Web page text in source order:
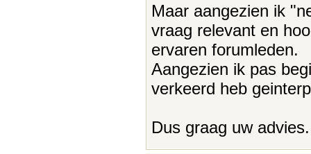
Maar aangezien ik
vraag relevant en
ervaren forumleden.
Aangezien ik pas
verkeerd heb
Dus graag uw advies.